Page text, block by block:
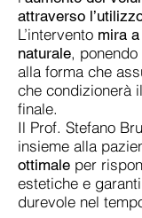
attraverso
L’intervento mira
naturale,
alla forma che
che condizionerà
finale.
Il Prof. Stefano
insieme alla
ottimale per
estetiche e
durevole nel